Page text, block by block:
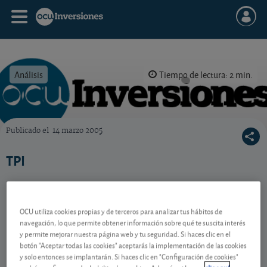
Análisis Tiempo de lectura: 2 min.
Publicado el 14 marzo 2005
TPI
Contenido reservado a SOCIOS
Gestiona tu dinero con visión
OCU utiliza cookies propias y de terceros para analizar tus hábitos de
navegación, lo que permite obtener información sobre qué te suscita interés
y permite mejorar nuestra página web y tu seguridad. Si haces clic en el
botón "Aceptar todas las cookies" aceptarás la implementación de las cookies
y solo entonces se implantarán. Si haces clic en "Configuración de cookies"